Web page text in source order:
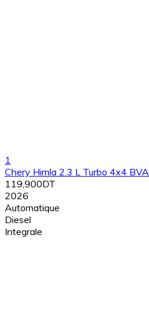
1
Chery Himla 2.3 L Turbo 4x4 BVA
119,900DT
2026
Automatique
Diesel
Integrale